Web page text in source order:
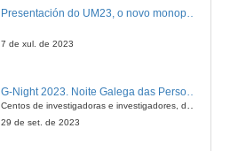
1ª Intervención
2ª Intervención
7 de xul. de 2023
G-Night 2023. Noite Galega das Persoas Investigadoras. Conciencias creativas
29 de set. de 2023